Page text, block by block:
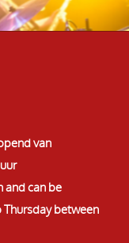
van
and can be
between